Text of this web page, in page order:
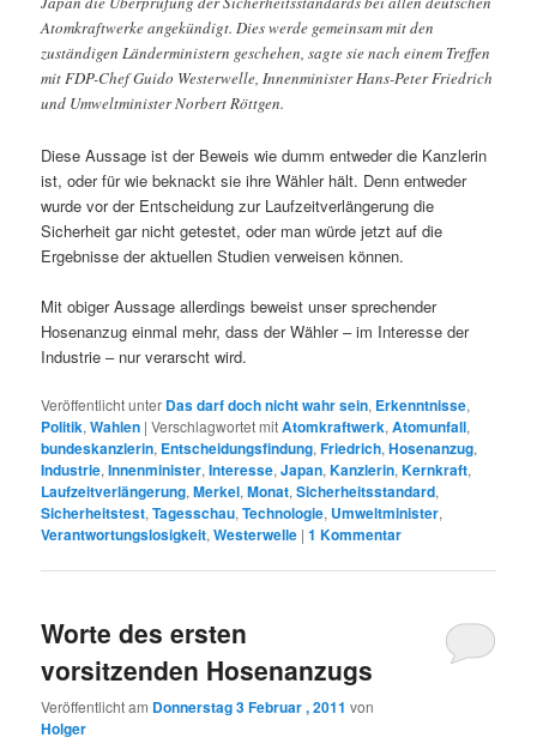
Atomkraftwerke angekündigt. Dies werde gemeinsam mit den
zuständigen Länderministern geschehen, sagte sie nach einem Treffen
mit FDP-Chef Guido Westerwelle, Innenminister Hans-Peter Friedrich
und Umweltminister Norbert Röttgen.
Diese Aussage ist der Beweis wie dumm entweder die Kanzlerin
ist, oder für wie beknackt sie ihre Wähler hält. Denn entweder
wurde vor der Entscheidung zur Laufzeitverlängerung die
Sicherheit gar nicht getestet, oder man würde jetzt auf die
Ergebnisse der aktuellen Studien verweisen können.
Mit obiger Aussage allerdings beweist unser sprechender
Hosenanzug einmal mehr, dass der Wähler – im Interesse der
Industrie – nur verarscht wird.
Veröffentlicht unter Das darf doch nicht wahr sein, Erkenntnisse,
Politik,Wahlen |Verschlagwortet mitAtomkraftwerk,Atomunfall,
bundeskanzlerin, Entscheidungsfindung,Friedrich,Hosenanzug,
Industrie,Innenminister,Interesse,Japan,Kanzlerin,Kernkraft,
Laufzeitverlängerung,Merkel,Monat,Sicherheitsstandard,
Sicherheitstest,Tagesschau,Technologie, Umweltminister,
Verantwortungslosigkeit,Westerwelle |1 Kommentar
Worte des ersten
vorsitzenden Hosenanzugs
Veröffentlicht am Donnerstag 3 Februar , 2011 von
Holger